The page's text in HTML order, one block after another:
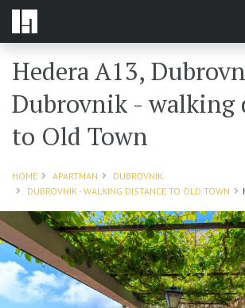
Hedera A13,
Dubrovnik - walking
to Old Town
HOME APARTMAN
DUBROVNIK
DUBROVNIK - WALKING DISTANCE TO OLD TOWN